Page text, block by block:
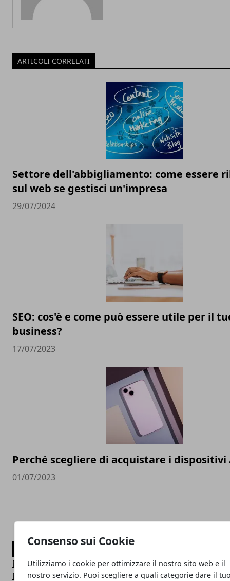
Consenso sui Cookie
Utilizziamo i cookie per ottimizzare il nostro sito web e il
nostro servizio. Puoi scegliere a quali categorie dare il
ARTICOLI CORRELATI
Settore dell'abbigliamento: come essere
sul web se gestisci un'impresa
29/07/2024
SEO: cos'è e come può essere utile per il
business?
17/07/2023
Perché scegliere di acquistare i dispositivi
01/07/2023
News
Mobile